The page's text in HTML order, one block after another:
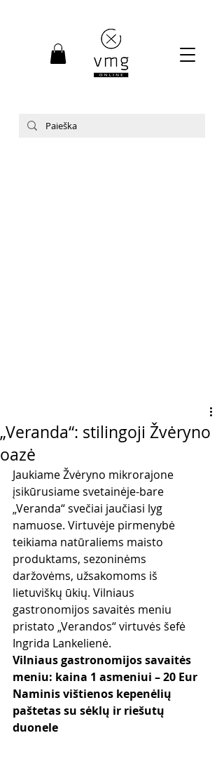
„Veranda“: stilingoji Žvėryno
oazė
Jaukiame Žvėryno mikrorajone
įsikūrusiame svetainėje-bare
„Veranda“ svečiai jaučiasi lyg
namuose. Virtuvėje pirmenybė
teikiama natūraliems maisto
produktams, sezoninėms
daržovėms, užsakomoms iš
lietuviškų ūkių. Vilniaus
gastronomijos savaitės meniu
pristato „Verandos“ virtuvės šefė
Ingrida Lankelienė.
Vilniaus gastronomijos savaitės
meniu: kaina 1 asmeniui – 20 Eur
Naminis vištienos kepenėlių
paštetas su sėklų ir riešutų
duonele